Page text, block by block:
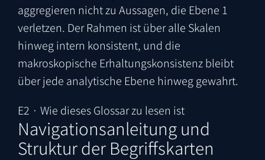
aggregieren nicht zu Aussagen, die Ebene 1
verletzen. Der Rahmen ist über alle Skalen
hinweg intern konsistent, und die
makroskopische Erhaltungskonsistenz bleibt
über jede analytische Ebene hinweg gewahrt.
E2 · Wie dieses Glossar zu lesen ist
Navigationsanleitung und
Struktur der Begriffskarten